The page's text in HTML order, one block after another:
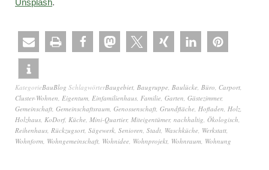
Unsplash.
KategorieBauBlog SchlagwörterBaugebiet, Baugruppe, Baulücke, Büro, Carport,
Cluster-Wohnen, Eigentum, Einfamilienhaus, Familie, Garten, Gästezimmer,
Gemeinschaft, Gemeinschaftsraum, Genossenschaft, Grundfläche, Hofladen, Holz,
Holzhaus, KoDorf, Küche, Mini-Quartier, Miteigentümer, nachhaltig, Ökologisch,
Reihenhaus, Rückzugsort, Sägewerk, Senioren, Stadt, Waschküche, Werkstatt,
Wohnform, Wohngemeinschaft, Wohnidee, Wohnprojekt, Wohnraum, Wohnung